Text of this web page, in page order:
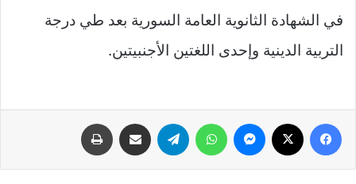
في الشهادة الثانوية العامة السورية بعد طي درجة
التربية الدينية وإحدى اللغتين الأجنبيتين.
فيسبوك ماسنجر واتساب تيلقرام مشاركة عبر البريد